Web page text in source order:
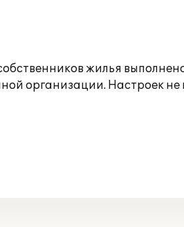
жилья
организации. Настроек